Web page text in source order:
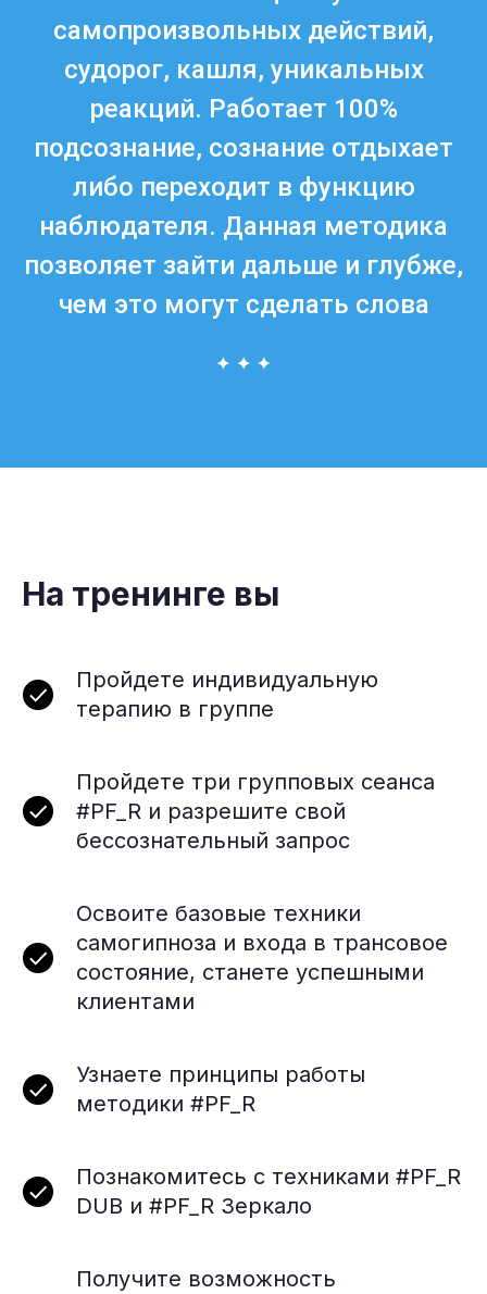
самопроизвольных действий,
судорог, кашля, уникальных
реакций. Работает 100%
подсознание, сознание отдыхает
либо переходит в функцию
наблюдателя. Данная методика
позволяет зайти дальше и глубже,
чем это могут сделать слова
На тренинге вы
Пройдете индивидуальную
терапию в группе
Пройдете три групповых сеанса
#PF_R и разрешите свой
бессознательный запрос
Освоите базовые техники
самогипноза и входа в трансовое
состояние, станете успешными
клиентами
Узнаете принципы работы
методики #PF_R
Познакомитесь с техниками #PF_R
DUB и #PF_R Зеркало
Получите возможность